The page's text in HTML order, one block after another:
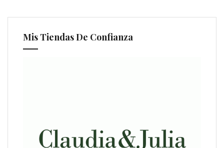
Mis Tiendas De Confianza